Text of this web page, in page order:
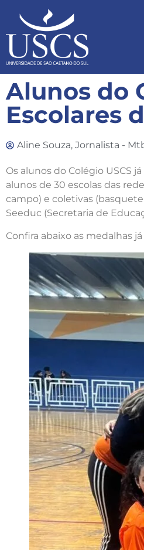
Alunos do
Escolares
Aline Souza, Jornalista -
Os alunos do Colégio USCS
alunos de 30 escolas das
campo) e coletivas
Seeduc (Secretaria de
Confira abaixo as medalhas